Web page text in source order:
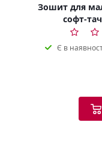
Зошит для
софт-
Є в